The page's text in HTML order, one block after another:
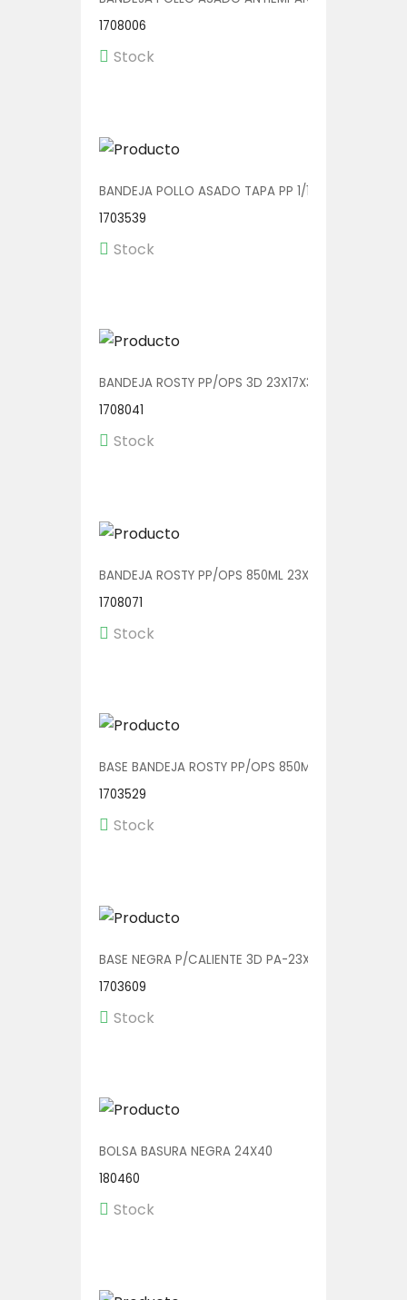
1708006
Stock
BANDEJA POLLO ASADO TAPA PP 1/120
1703539
Stock
BANDEJA ROSTY PP/OPS 3D 23X17X3.5 V01129 1/240
1708041
Stock
BANDEJA ROSTY PP/OPS 850ML 23X17X3.5 V01126 1/
1708071
Stock
BASE BANDEJA ROSTY PP/OPS 850ML 23X17X3.5
1703529
Stock
BASE NEGRA P/CALIENTE 3D PA-23X20 1/225
1703609
Stock
BOLSA BASURA NEGRA 24X40
180460
Stock